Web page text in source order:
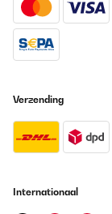
Verzending
Internationaal